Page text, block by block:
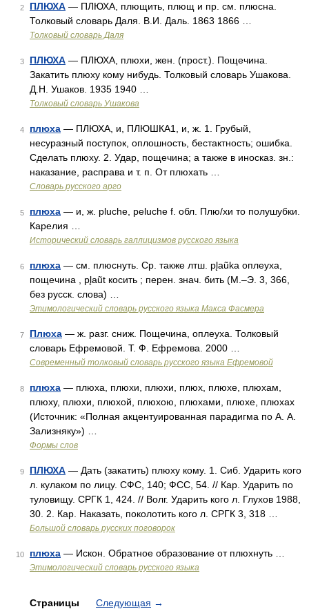
2 ПЛЮХА — ПЛЮХА, плющить, плющ и пр. см. плюсна.
Толковый словарь Даля. В.И. Даль. 1863 1866 …
Толковый словарь Даля
3 ПЛЮХА — ПЛЮХА, плюхи, жен. (прост.). Пощечина.
Закатить плюху кому нибудь. Толковый словарь Ушакова.
Д.Н. Ушаков. 1935 1940 …
Толковый словарь Ушакова
4 плюха — ПЛЮХА, и, ПЛЮШКА1, и, ж. 1. Грубый,
несуразный поступок, оплошность, бестактность; ошибка.
Сделать плюху. 2. Удар, пощечина; а также в иносказ. зн.:
наказание, расправа и т. п. От плюхать …
Словарь русского арго
5 плюха — и, ж. pluche, peluche f. обл. Плю/хи то полушубки.
Карелия …
Исторический словарь галлицизмов русского языка
6 плюха — см. плюснуть. Ср. также лтш. pl̨aũka оплеуха,
пощечина , рl̨аũt косить ; перен. знач. бить (М.–Э. 3, 366,
без русск. слова) …
Этимологический словарь русского языка Макса Фасмера
7 Плюха — ж. разг. сниж. Пощечина, оплеуха. Толковый
словарь Ефремовой. Т. Ф. Ефремова. 2000 …
Современный толковый словарь русского языка Ефремовой
8 плюха — плюха, плюхи, плюхи, плюх, плюхе, плюхам,
плюху, плюхи, плюхой, плюхою, плюхами, плюхе, плюхах
(Источник: «Полная акцентуированная парадигма по А. А.
Зализняку») …
Формы слов
9 ПЛЮХА — Дать (закатить) плюху кому. 1. Сиб. Ударить кого
л. кулаком по лицу. СФС, 140; ФСС, 54. // Кар. Ударить по
туловищу. СРГК 1, 424. // Волг. Ударить кого л. Глухов 1988,
30. 2. Кар. Наказать, поколотить кого л. СРГК 3, 318 …
Большой словарь русских поговорок
10 плюха — Искон. Обратное образование от плюхнуть …
Этимологический словарь русского языка
Страницы Следующая →